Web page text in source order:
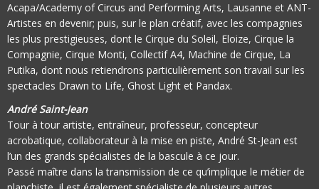
Acapa/Academy of Circus and Performing Arts, Lausanne et ANT-
Artistes en devenir; puis, sur le plan créatif, avec les compagnies
les plus prestigieuses, dont le Cirque du Soleil, Eloize, Cirque la
Compagnie, Cirque Monti, Collectif A4, Machine de Cirque, La
Putika, dont nous retiendrons particulièrement son travail sur les
spectacles Drawn to Life, Ghost Light et Pandax.
André Saint-Jean
Tour à tour artiste, entraîneur, professeur, concepteur
acrobatique, collaborateur à la mise en piste, André St-Jean est
l’un des grands spécialistes de la bascule à ce jour.
Passé maître dans la transmission de ce qu’implique le métier de